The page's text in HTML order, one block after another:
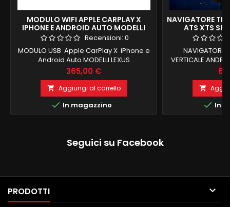
MODULO WIFI APPLE CARPLAY X
IPHONE E ANDROID AUTO MODELLI
LEXUS 2014 2019 NX/ES/UX/IS/CT/R
X/GS/LS/LX/LC/RC
Recensioni: 0
MODULO USB Apple CarPlay X iPhone e
Android Auto MODELLI LEXUS
NX/ES/UX/IS/CT/R OBBLIGATORIO
PRESENZA AUX Wireless Apple CarPlay
Android INGRESSO CAMERA + CARPLAY
ANDROID AUTO SENZA FILI E ANCHE CON
FILO INGRESSO USB
Prezzo
365,00 €
 Aggiungi al carrello
 In magazzino
NAVIGATORE
ATS XTS
NAVIGATORE
VERTICALE
/XTS 2013-2017 /
+64 GB ROM
DI BORDO E

 In
Seguici su Facebook
PRODOTTI 